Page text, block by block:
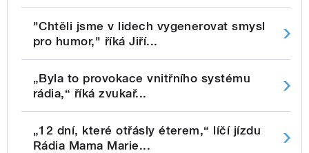
"Chtěli jsme v lidech vygenerovat smysl
pro humor," říká Jiří...
„Byla to provokace vnitřního systému
rádia,“ říká zvukař...
„12 dní, které otřásly éterem,“ líčí jízdu
Rádia Mama Marie...